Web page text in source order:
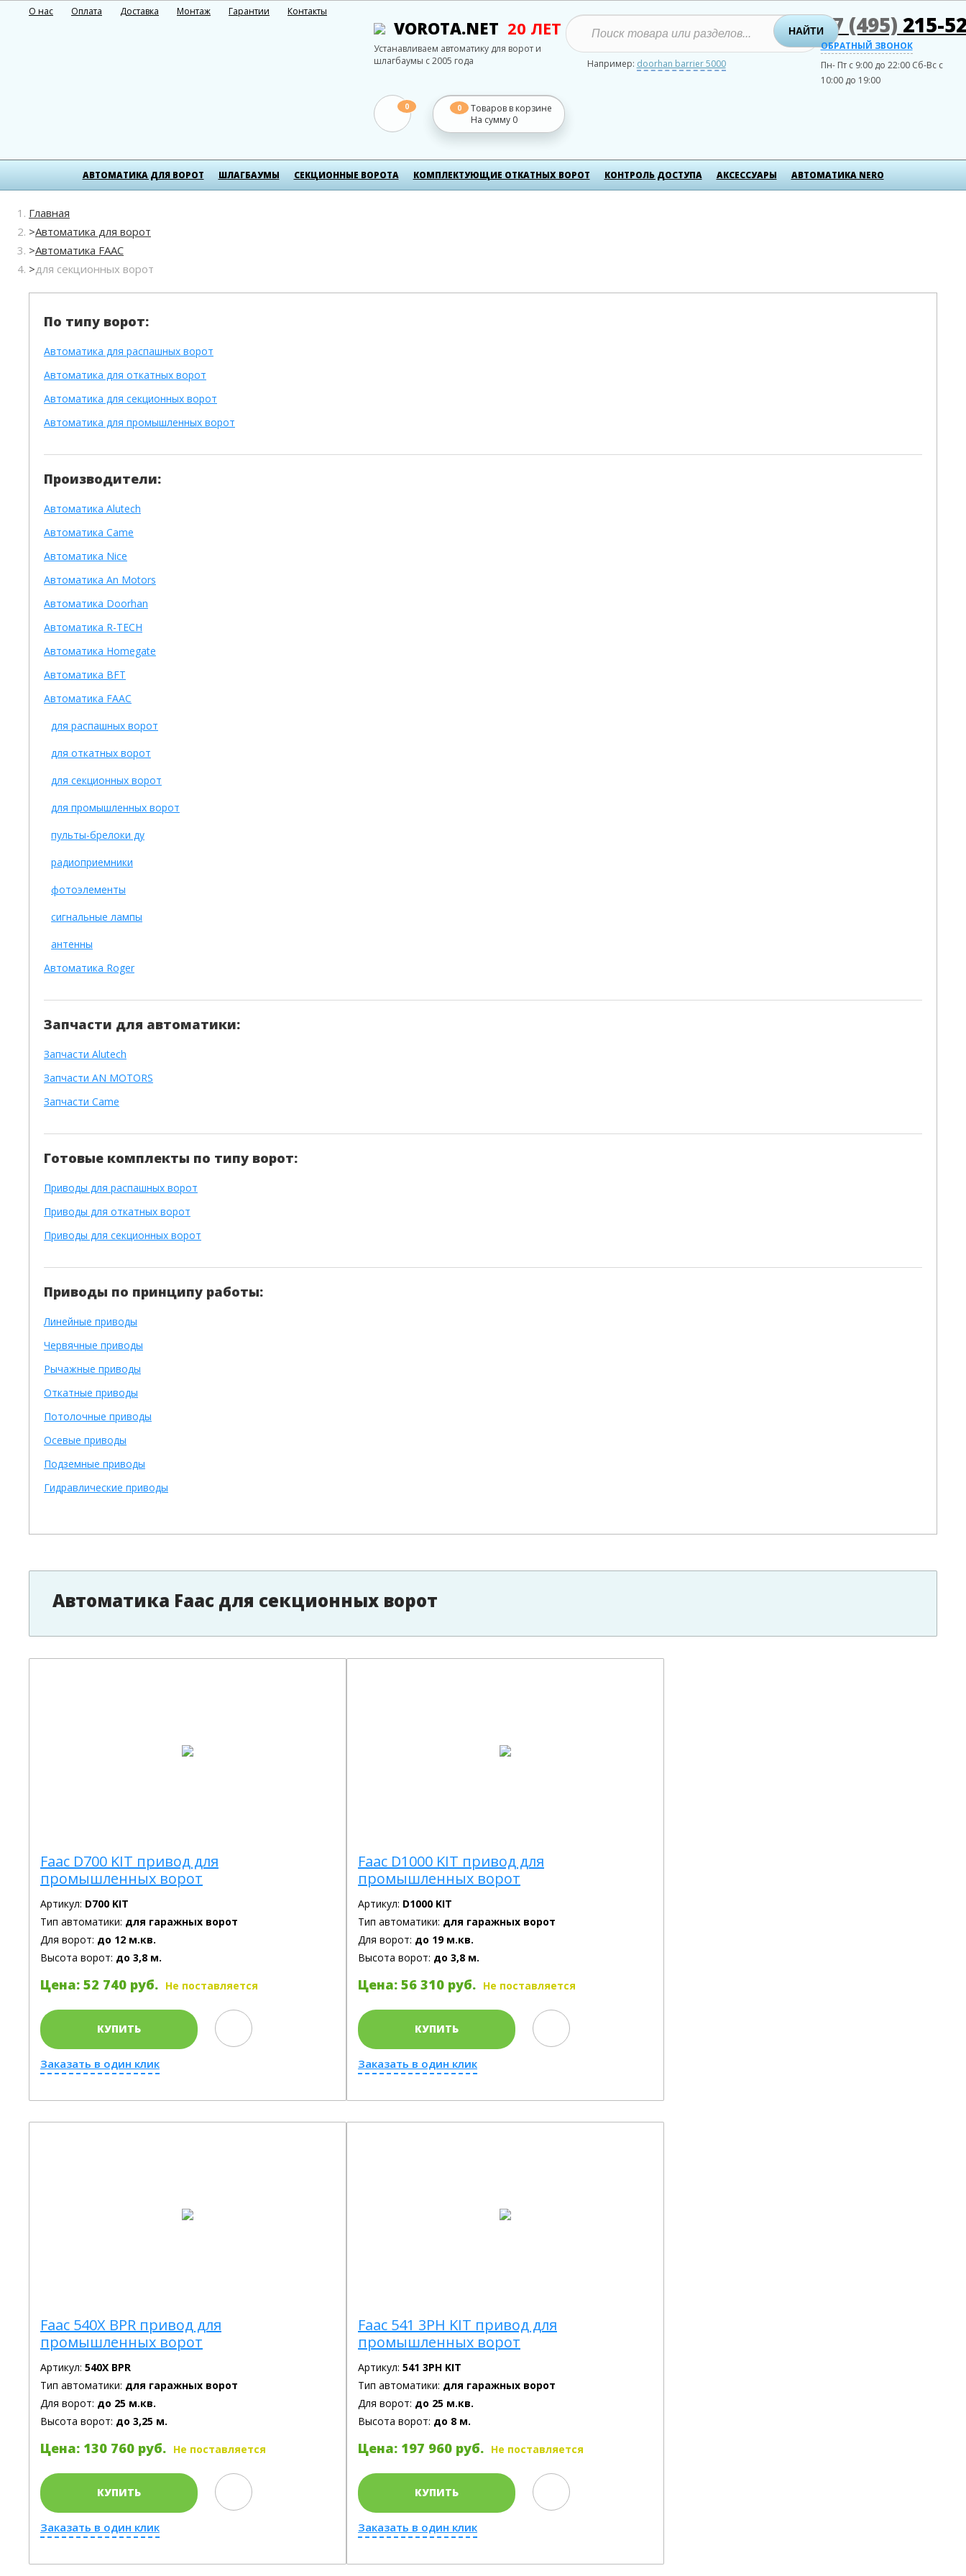
О нас Оплата Доставка Монтаж Гарантии Контакты
VOROTA.NET 20 ЛЕТ
Устанавливаем автоматику для ворот и
шлагбаумы с 2005 года
НАЙТИ
Например: doorhan barrier 5000
+7 (495) 215-
ОБРАТНЫЙ ЗВОНОК
Пн- Пт с 9:00 до 22:00 Сб-Вс с
10:00 до 19:00
0 0
Товаров в корзине
На сумму 0
АВТОМАТИКА ДЛЯ ВОРОТ ШЛАГБАУМЫ СЕКЦИОННЫЕ ВОРОТА КОМПЛЕКТУЮЩИЕ ОТКАТНЫХ ВОРОТ КОНТРОЛЬ ДОСТУПА АКСЕСCУАРЫ АВТОМАТИКА NERO
Главная
Автоматика для ворот
Автоматика FAAC
для секционных ворот
По типу ворот:
Автоматика для распашных ворот
Автоматика для откатных ворот
Автоматика для секционных ворот
Автоматика для промышленных ворот
Производители:
Автоматика Alutech
Автоматика Сame
Автоматика Nice
Автоматика An Motors
Автоматика Doorhan
Автоматика R-TECH
Автоматика Homegate
Автоматика BFT
Автоматика FAAC
для распашных ворот
для откатных ворот
для секционных ворот
для промышленных ворот
пульты-брелоки ду
радиоприемники
фотоэлементы
сигнальные лампы
антенны
Автоматика Roger
Запчасти для автоматики:
Запчасти Alutech
Запчасти AN MOTORS
Запчасти Came
Готовые комплекты по типу ворот:
Приводы для распашных ворот
Приводы для откатных ворот
Приводы для секционных ворот
Приводы по принципу работы:
Линейные приводы
Червячные приводы
Рычажные приводы
Откатные приводы
Потолочные приводы
Осевые приводы
Подземные приводы
Гидравлические приводы
Автоматика Faac для секционных ворот
Faac D700 KIT привод для
промышленных ворот
Артикул: D700 KIT
Тип автоматики: для гаражных ворот
Для ворот: до 12 м.кв.
Высота ворот: до 3,8 м.
Цена: 52 740 руб. Не поставляется
КУПИТЬ
Заказать в один клик
Faac D1000 KIT привод для
промышленных ворот
Артикул: D1000 KIT
Тип автоматики: для гаражных ворот
Для ворот: до 19 м.кв.
Высота ворот: до 3,8 м.
Цена: 56 310 руб. Не поставляется
КУПИТЬ
Заказать в один клик
Faac 540X BPR привод для
промышленных ворот
Артикул: 540X BPR
Тип автоматики: для гаражных ворот
Для ворот: до 25 м.кв.
Высота ворот: до 3,25 м.
Цена: 130 760 руб. Не поставляется
КУПИТЬ
Заказать в один клик
Faac 541 3PH KIT привод для
промышленных ворот
Артикул: 541 3PH KIT
Тип автоматики: для гаражных ворот
Для ворот: до 25 м.кв.
Высота ворот: до 8 м.
Цена: 197 960 руб. Не поставляется
КУПИТЬ
Заказать в один клик